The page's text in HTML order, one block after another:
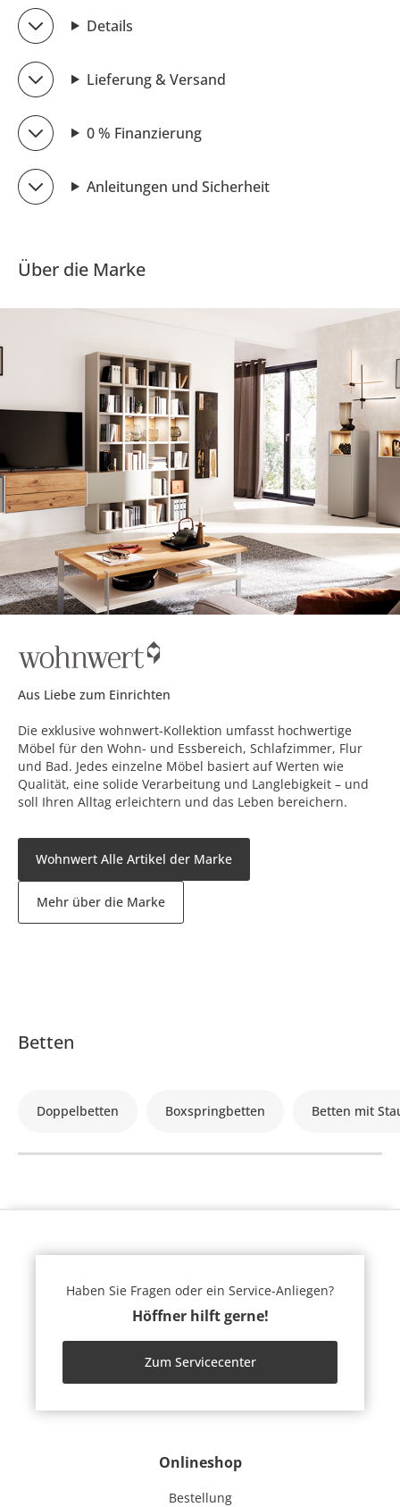
Details
Lieferung & Versand
0 % Finanzierung
Anleitungen und Sicherheit
Über die Marke
Aus Liebe zum Einrichten
Die exklusive wohnwert-Kollektion umfasst hochwertige
Möbel für den Wohn- und Essbereich, Schlafzimmer, Flur
und Bad. Jedes einzelne Möbel basiert auf Werten wie
Qualität, eine solide Verarbeitung und Langlebigkeit – und
soll Ihren Alltag erleichtern und das Leben bereichern.
Wohnwert Alle Artikel der Marke
Mehr über die Marke
Betten
Doppelbetten Boxspringbetten Betten mit
Onlineshop
Bestellung
Haben Sie Fragen oder ein Service-Anliegen?
Höffner hilft gerne!
Zum Servicecenter